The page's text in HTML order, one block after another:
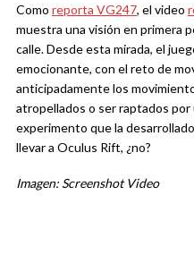
Como reporta VG247, el video
muestra una visión en primera
calle. Desde esta mirada, el
emocionante, con el reto de
anticipadamente los
atropellados o ser raptados
experimento que la
llevar a Oculus Rift, ¿no?
Imagen: Screenshot Video